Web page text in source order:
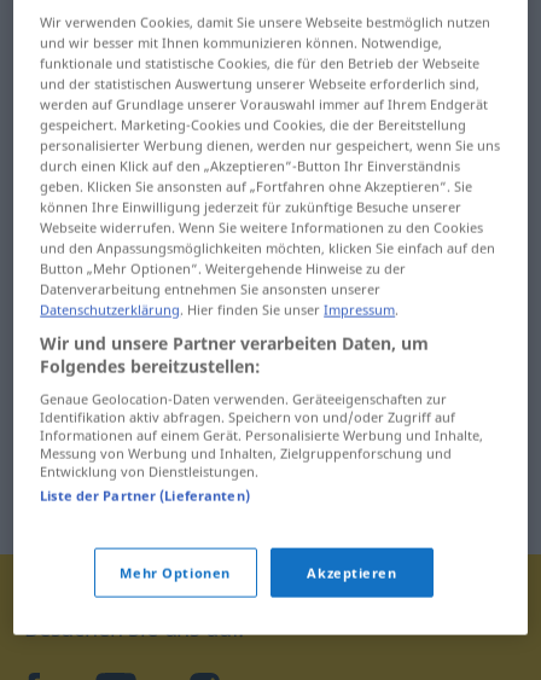
bývalý
bývanie
bývať
býčí
bľačať
Besuchen Sie uns auf:
Wir verwenden Cookies, damit Sie unsere Webseite bestmöglich nutzen
und wir besser mit Ihnen kommunizieren können. Notwendige,
funktionale und statistische Cookies, die für den Betrieb der Webseite
und der statistischen Auswertung unserer Webseite erforderlich sind,
werden auf Grundlage unserer Vorauswahl immer auf Ihrem Endgerät
gespeichert. Marketing-Cookies und Cookies, die der Bereitstellung
personalisierter Werbung dienen, werden nur gespeichert, wenn Sie uns
durch einen Klick auf den „Akzeptieren“-Button Ihr Einverständnis
geben. Klicken Sie ansonsten auf „Fortfahren ohne Akzeptieren“. Sie
können Ihre Einwilligung jederzeit für zukünftige Besuche unserer
Webseite widerrufen. Wenn Sie weitere Informationen zu den Cookies
und den Anpassungsmöglichkeiten möchten, klicken Sie einfach auf den
Button „Mehr Optionen“. Weitergehende Hinweise zu der
Datenverarbeitung entnehmen Sie ansonsten unserer
Datenschutzerklärung. Hier finden Sie unserImpressum.
Wir und unsere Partner verarbeiten Daten, um
Folgendes bereitzustellen:
Genaue Geolocation-Daten verwenden. Geräteeigenschaften zur
Identifikation aktiv abfragen. Speichern von und/oder Zugriff auf
Informationen auf einem Gerät. Personalisierte Werbung und Inhalte,
Messung von Werbung und Inhalten, Zielgruppenforschung und
Entwicklung von Dienstleistungen.
Liste der Partner (Lieferanten)
Mehr Optionen Akzeptieren